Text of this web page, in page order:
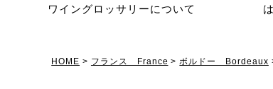
ワイングロッサリーについて
HOME フランス France ボルドー Bordeaux